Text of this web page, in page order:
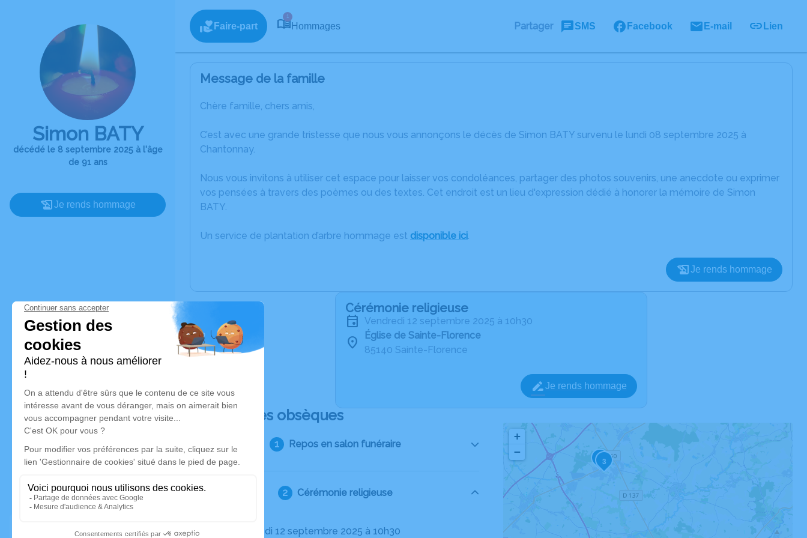
Simon BATY
décédé le 8 septembre 2025 à l'âge
de 91 ans
Je rends hommage
Faire-part
1
Hommages Partager SMS Facebook E-mail Lien
Message de la famille
Chère famille, chers amis,
C’est avec une grande tristesse que nous vous annonçons le décès de Simon BATY survenu le lundi 08 septembre 2025 à
Chantonnay.
Nous vous invitons à utiliser cet espace pour laisser vos condoléances, partager des photos souvenirs, une anecdote ou exprimer
vos pensées à travers des poèmes ou des textes. Cet endroit est un lieu d'expression dédié à honorer la mémoire de Simon
BATY.
Un service de plantation d’arbre hommage est disponible ici.
Je rends hommage
Cérémonie religieuse
vendredi 12 septembre 2025 à 10h30
Église de Sainte-Florence
85140 Sainte-Florence
Je rends hommage
Déroulé des obsèques
Repos en salon funéraire
Cérémonie religieuse
Le vendredi 12 septembre 2025 à 10h30
2 3
+
−